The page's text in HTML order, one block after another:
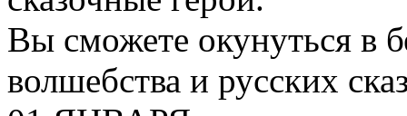
Вы сможете окунуться в
волшебства и русских